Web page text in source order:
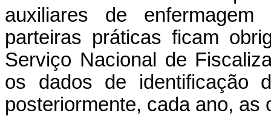
auxiliares de
parteiras práticas ficam
Serviço Nacional de
os dados de identificação
posteriormente, cada ano,